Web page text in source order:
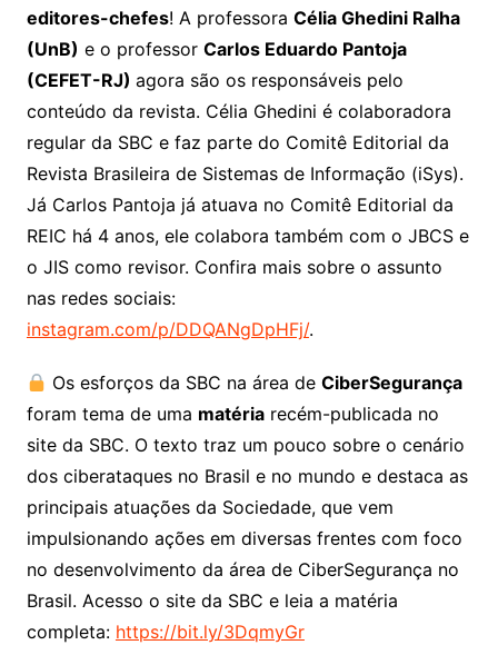
editores-chefes! A professora Célia Ghedini Ralha
(UnB) e o professor Carlos Eduardo Pantoja
(CEFET-RJ) agora são os responsáveis pelo
conteúdo da revista. Célia Ghedini é colaboradora
regular da SBC e faz parte do Comitê Editorial da
Revista Brasileira de Sistemas de Informação (iSys).
Já Carlos Pantoja já atuava no Comitê Editorial da
REIC há 4 anos, ele colabora também com o JBCS e
o JIS como revisor. Confira mais sobre o assunto
nas redes sociais:
instagram.com/p/DDQANgDpHFj/.
Os esforços da SBC na área deCiberSegurança
foram tema de uma matériarecém-publicada no
site da SBC. O texto traz um pouco sobre o cenário
dos ciberataques no Brasil e no mundo e destaca as
principais atuações da Sociedade, que vem
impulsionando ações em diversas frentes com foco
no desenvolvimento da área de CiberSegurança no
Brasil. Acesso o site da SBC e leia a matéria
completa: https://bit.ly/3DqmyGr